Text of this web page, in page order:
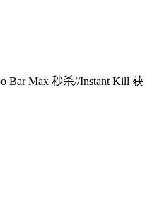
Bar Max 秒杀//Instant Kill 获